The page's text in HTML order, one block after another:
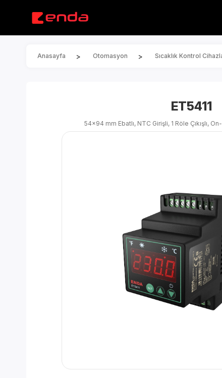
Anasayfa > Otomasyon > Sıcaklık Kontrol
ET5411
54x94 mm Ebatlı, NTC Girişli, 1 Röle Çıkışlı,